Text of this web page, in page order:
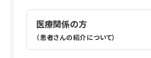
医療関係の方
（患者さんの紹介について）